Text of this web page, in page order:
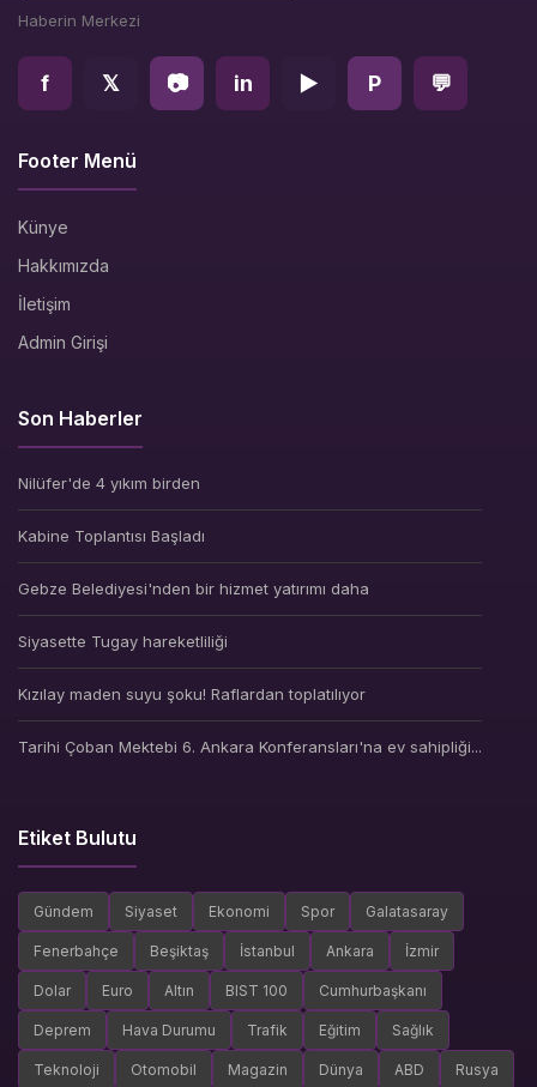
Haberin Merkezi
f 𝕏 📷 in ▶ P 💬
Footer Menü
Künye
Hakkımızda
İletişim
Admin Girişi
Son Haberler
Nilüfer'de 4 yıkım birden
Kabine Toplantısı Başladı
Gebze Belediyesi'nden bir hizmet yatırımı daha
Siyasette Tugay hareketliliği
Kızılay maden suyu şoku! Raflardan toplatılıyor
Tarihi Çoban Mektebi 6. Ankara Konferansları'na ev sahipliği...
Etiket Bulutu
Gündem Siyaset Ekonomi Spor Galatasaray
Fenerbahçe Beşiktaş İstanbul Ankara İzmir
Dolar Euro Altın BIST 100 Cumhurbaşkanı
Deprem Hava Durumu Trafik Eğitim Sağlık
Teknoloji Otomobil Magazin Dünya ABD Rusya